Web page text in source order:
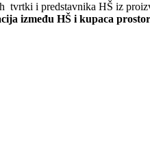
i predstavnika HŠ iz
između HŠ i kupaca